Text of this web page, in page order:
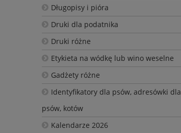
Długopisy i pióra
Druki dla podatnika
Druki różne
Etykieta na wódkę lub wino weselne
Gadżety różne
Identyfikatory dla psów, adresówki dla
psów, kotów
Kalendarze 2026